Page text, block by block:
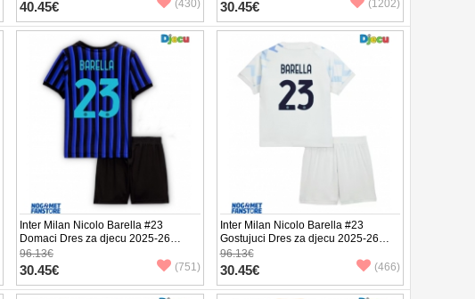
40.45€ (430) 30.45€ (1202)
Inter Milan Nicolo Barella #23
Domaci Dres za djecu 2025-26
Kratak Rukav (+ Kratke hlače)
96.13€
30.45€ (751)
Inter Milan Nicolo Barella #23
Gostujuci Dres za djecu 2025-26
Kratak Rukav (+ Kratke hlače)
96.13€
30.45€ (466)